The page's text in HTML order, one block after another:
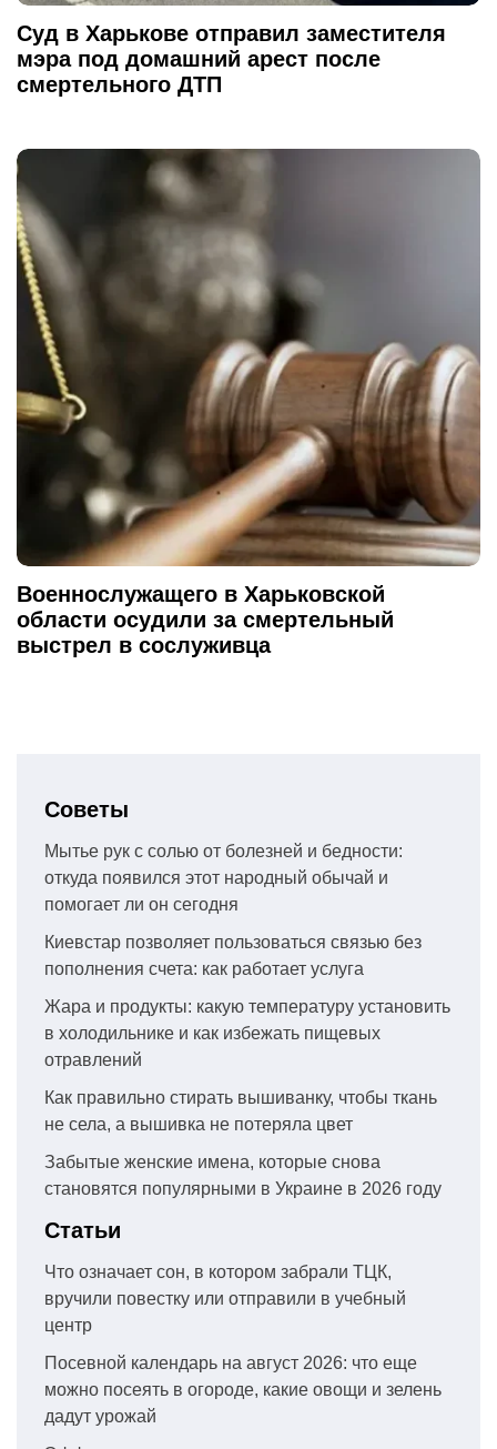
Суд в Харькове отправил заместителя
мэра под домашний арест после
смертельного ДТП
Военнослужащего в Харьковской
области осудили за смертельный
выстрел в сослуживца
Советы
Мытье рук с солью от болезней и бедности:
откуда появился этот народный обычай и
помогает ли он сегодня
Киевстар позволяет пользоваться связью без
пополнения счета: как работает услуга
Жара и продукты: какую температуру установить
в холодильнике и как избежать пищевых
отравлений
Как правильно стирать вышиванку, чтобы ткань
не села, а вышивка не потеряла цвет
Забытые женские имена, которые снова
становятся популярными в Украине в 2026 году
Статьи
Что означает сон, в котором забрали ТЦК,
вручили повестку или отправили в учебный
центр
Посевной календарь на август 2026: что еще
можно посеять в огороде, какие овощи и зелень
дадут урожай